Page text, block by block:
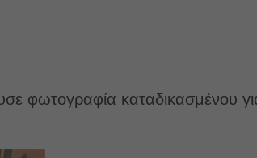
φωτογραφία καταδικασμένου